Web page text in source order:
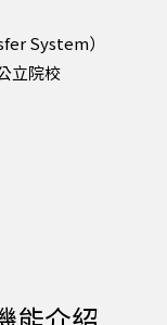
System）
立院校